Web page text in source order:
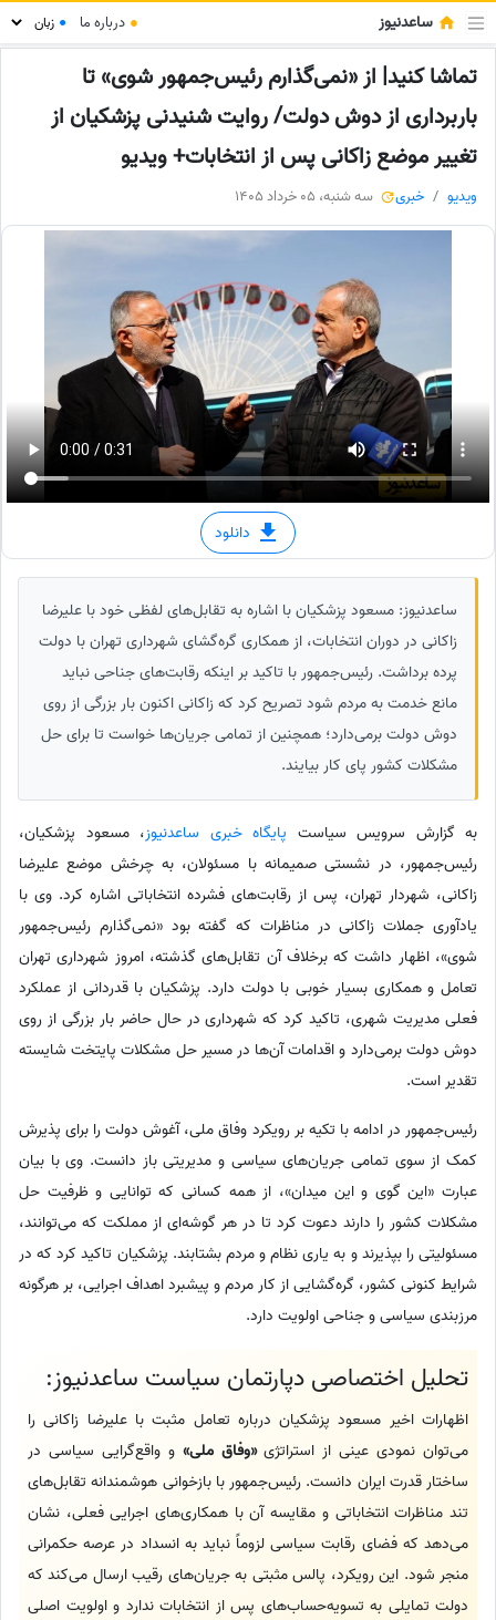
ساعدنیوز ● درباره ما ●
تماشا کنید| از «نمی‌گذارم رئیس‌جمهور شوی» تا
باربرداری از دوش دولت/ روایت شنیدنی پزشکیان از
تغییر موضع زاکانی پس از انتخابات+ ویدیو
ویدیو خبری سه شنبه، 05 خرداد 1405
دانلود
ساعدنیوز: مسعود پزشکیان با اشاره به تقابل‌های لفظی خود با علیرضا
زاکانی در دوران انتخابات، از همکاری گره‌گشای شهرداری تهران با دولت
پرده برداشت. رئیس‌جمهور با تاکید بر اینکه رقابت‌های جناحی نباید
مانع خدمت به مردم شود تصریح کرد که زاکانی اکنون بار بزرگی از روی
دوش دولت برمی‌دارد؛ همچنین از تمامی جریان‌ها خواست تا برای حل
مشکلات کشور پای کار بیایند.
به گزارش سرویس سیاست پایگاه خبری ساعدنیوز،‌ مسعود پزشکیان،
رئیس‌جمهور، در نشستی صمیمانه با مسئولان، به چرخش موضع علیرضا
زاکانی، شهردار تهران، پس از رقابت‌های فشرده انتخاباتی اشاره کرد. وی با
یادآوری جملات زاکانی در مناظرات که گفته بود «نمی‌گذارم رئیس‌جمهور
شوی»، اظهار داشت که برخلاف آن تقابل‌های گذشته، امروز شهرداری تهران
تعامل و همکاری بسیار خوبی با دولت دارد. پزشکیان با قدردانی از عملکرد
فعلی مدیریت شهری، تاکید کرد که شهرداری در حال حاضر بار بزرگی از روی
دوش دولت برمی‌دارد و اقدامات آن‌ها در مسیر حل مشکلات پایتخت شایسته
تقدیر است.
رئیس‌جمهور در ادامه با تکیه بر رویکرد وفاق ملی، آغوش دولت را برای پذیرش
کمک از سوی تمامی جریان‌های سیاسی و مدیریتی باز دانست. وی با بیان
عبارت «این گوی و این میدان»، از همه کسانی که توانایی و ظرفیت حل
مشکلات کشور را دارند دعوت کرد تا در هر گوشه‌ای از مملکت که می‌توانند،
مسئولیتی را بپذیرند و به یاری نظام و مردم بشتابند. پزشکیان تاکید کرد که در
شرایط کنونی کشور، گره‌گشایی از کار مردم و پیشبرد اهداف اجرایی، بر هرگونه
مرزبندی سیاسی و جناحی اولویت دارد.
تحلیل اختصاصی دپارتمان سیاست ساعدنیوز:
اظهارات اخیر مسعود پزشکیان درباره تعامل مثبت با علیرضا زاکانی را
می‌توان نمودی عینی از استراتژی«وفاق ملی» و واقع‌گرایی سیاسی در
ساختار قدرت ایران دانست. رئیس‌جمهور با بازخوانی هوشمندانه تقابل‌های
تند مناظرات انتخاباتی و مقایسه آن با همکاری‌های اجرایی فعلی، نشان
می‌دهد که فضای رقابت سیاسی لزوماً نباید به انسداد در عرصه حکمرانی
منجر شود. این رویکرد، پالس مثبتی به جریان‌های رقیب ارسال می‌کند که
دولت تمایلی به تسویه‌حساب‌های پس از انتخابات ندارد و اولویت اصلی